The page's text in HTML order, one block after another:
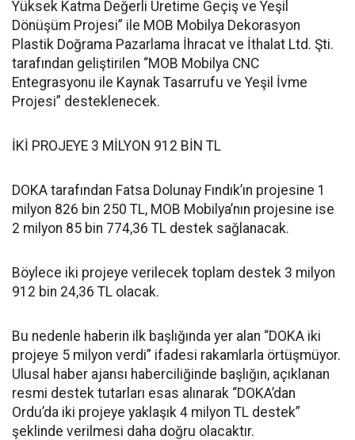
Yüksek Katma Değerli Üretime Geçiş ve Yeşil
Dönüşüm Projesi” ile MOB Mobilya Dekorasyon
Plastik Doğrama Pazarlama İhracat ve İthalat Ltd. Şti.
tarafından geliştirilen “MOB Mobilya CNC
Entegrasyonu ile Kaynak Tasarrufu ve Yeşil İvme
Projesi” desteklenecek.
İKİ PROJEYE 3 MİLYON 912 BİN TL
DOKA tarafından Fatsa Dolunay Fındık’ın projesine 1
milyon 826 bin 250 TL, MOB Mobilya’nın projesine ise
2 milyon 85 bin 774,36 TL destek sağlanacak.
Böylece iki projeye verilecek toplam destek 3 milyon
912 bin 24,36 TL olacak.
Bu nedenle haberin ilk başlığında yer alan “DOKA iki
projeye 5 milyon verdi” ifadesi rakamlarla örtüşmüyor.
Ulusal haber ajansı haberciliğinde başlığın, açıklanan
resmi destek tutarları esas alınarak “DOKA’dan
Ordu’da iki projeye yaklaşık 4 milyon TL destek”
şeklinde verilmesi daha doğru olacaktır.